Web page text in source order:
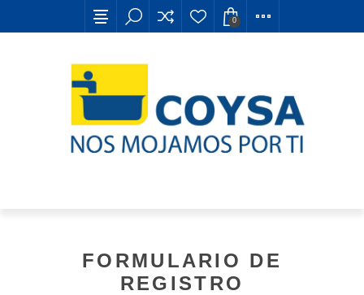
0
FORMULARIO DE
REGISTRO